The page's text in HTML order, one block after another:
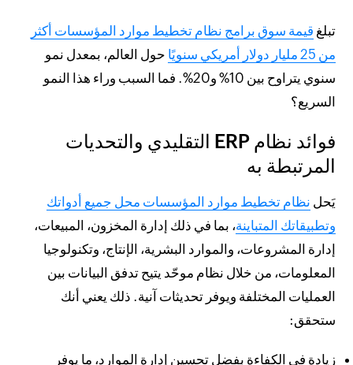
تبلغ قيمة سوق برامج نظام تخطيط موارد المؤسسات أكثر
من 25 مليار دولار أمريكي سنويًا
حول العالم، بمعدل نمو
سنوي يتراوح بين 10% و20%. فما السبب وراء هذا النمو
السريع؟
فوائد نظام ERP التقليدي والتحديات
المرتبطة به
يَحل نظام تخطيط موارد المؤسسات محل جميع أدواتك
وتطبيقاتك المتباينة، بما في ذلك إدارة المخزون، المبيعات،
إدارة المشروعات، والموارد البشرية، الإنتاج، وتكنولوجيا
المعلومات، من خلال نظام موحّد يتيح تدفق البيانات بين
العمليات المختلفة ويوفر تحديثات آنية. ذلك يعني أنك
ستحقق:
زيادة في الكفاءة بفضل تحسين إدارة الموارد، ما يوفر